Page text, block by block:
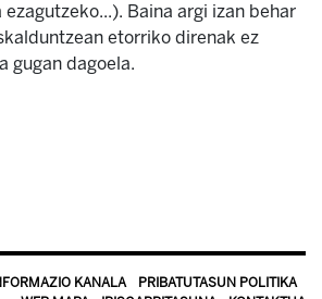
Baina argi izan behar
etorriko direnak ez
gugan dagoela.
KANALA
PRIBATUTASUN POLITIKA